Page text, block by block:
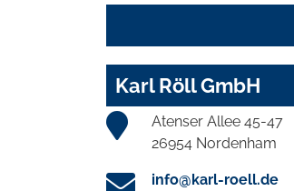
Karl Röll GmbH
Atenser Allee 45-47
26954 Nordenham
info@karl-roell.de